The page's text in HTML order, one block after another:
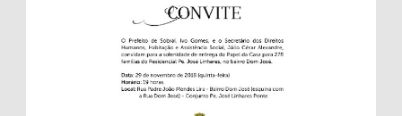
t
r
a
m